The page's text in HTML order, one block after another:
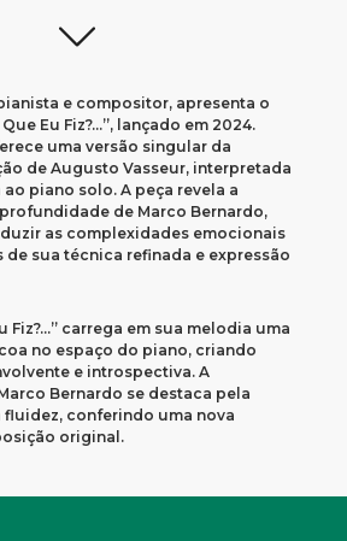
e compositor, apresenta o
Eu Fiz?…”, lançado em 2024.
uma versão singular da
de Augusto Vasseur, interpretada
piano solo. A peça revela a
de Marco Bernardo,
as complexidades emocionais
de sua técnica refinada e expressão
Fiz?…” carrega em sua melodia uma
no espaço do piano, criando
e introspectiva. A
Bernardo se destaca pela
fluidez, conferindo uma nova
original.